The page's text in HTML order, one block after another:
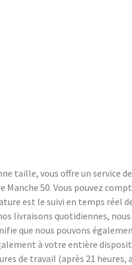
taille, vous offre un service de
50. Vous pouvez
est le suivi en temps réel
livraisons quotidiennes, nous
que nous pouvons
à votre entière
de travail (après 21 heures,